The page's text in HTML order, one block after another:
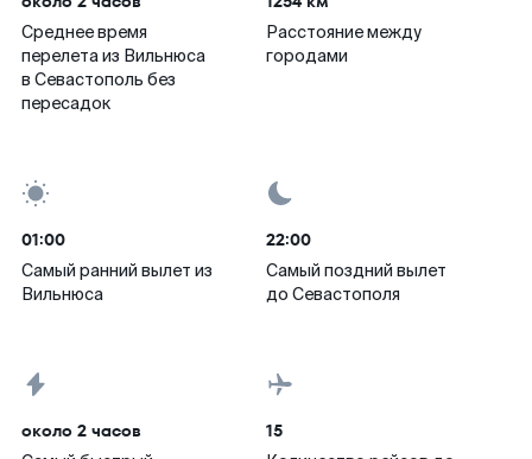
Среднее время
перелета из Вильнюса
в Севастополь без
пересадок
Расстояние между
городами
01:00
Самый ранний вылет из
Вильнюса
22:00
Самый поздний вылет
до Севастополя
около 2 часов 15